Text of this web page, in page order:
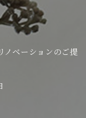
ノベーションのご提